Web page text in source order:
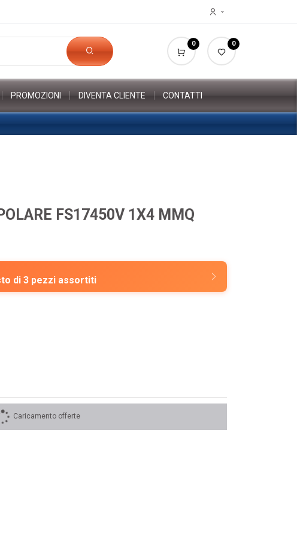
0 0
PROMOZIONI DIVENTA CLIENTE CONTATTI
FS17450V 1X4 MMQ
di 3 pezzi assortiti
Caricamento offerte